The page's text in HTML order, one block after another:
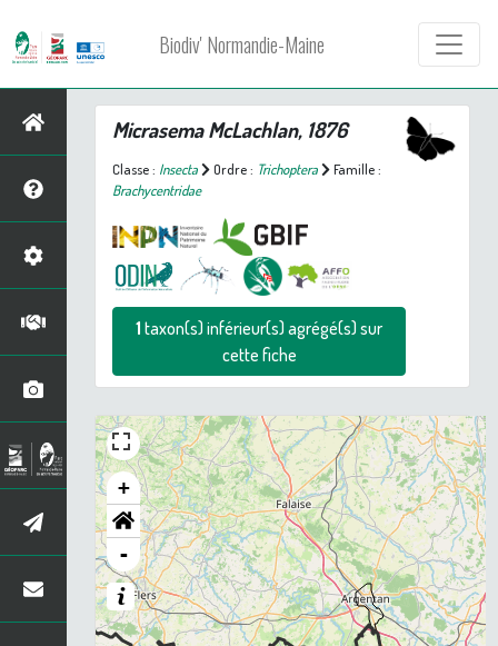
Biodiv' Normandie-Maine
MicrasemaMcLachlan, 1876
Classe : Insecta Ordre : Trichoptera
Famille :
Brachycentridae
1taxon(s) inférieur(s) agrégé(s) sur
cette fiche
+
-